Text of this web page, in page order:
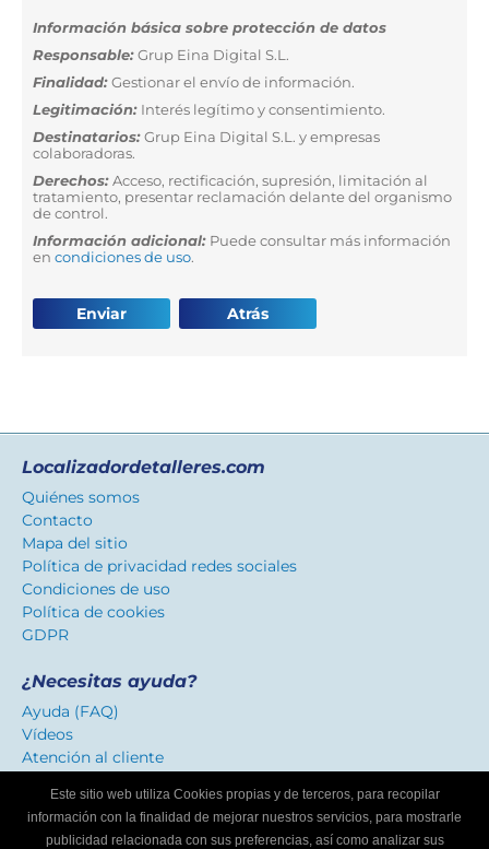
Información básica sobre protección de datos
Responsable:Grup Eina Digital S.L.
Finalidad:Gestionar el envío de información.
Legitimación: Interés legítimo y consentimiento.
Destinatarios:Grup Eina Digital S.L. y empresas
colaboradoras.
Derechos:Acceso, rectificación, supresión, limitación al
tratamiento, presentar reclamación delante del organismo
de control.
Información adicional: Puede consultar más información
en condiciones de uso.
Enviar Atrás
Localizadordetalleres.com
Quiénes somos
Contacto
Mapa del sitio
Política de privacidad redes sociales
Condiciones de uso
Política de cookies
GDPR
¿Necesitas ayuda?
Ayuda (FAQ)
Vídeos
Atención al cliente
Certificado de confianza
Distinguimos los talleres que ofrecen un servicio
Este sitio web utiliza Cookies propias y de terceros, para recopilar
información con la finalidad de mejorar nuestros servicios, para mostrarle
publicidad relacionada con sus preferencias, así como analizar sus